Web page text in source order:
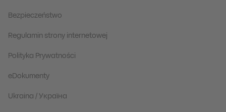
Bezpieczeństwo
Regulamin strony internetowej
Polityka Prywatności
eDokumenty
Ukraina / Україна